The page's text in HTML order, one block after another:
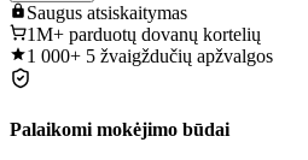
Saugus atsiskaitymas
1M+ parduotų dovanų kortelių
1 000+ 5 žvaigždučių apžvalgos
Palaikomi mokėjimo būdai